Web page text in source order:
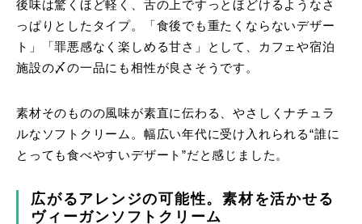
後味は驚くほど軽く、舌の上ですっとほどけるようなさ
っぱりとしたタイプ。「食後でも重たくならないデザー
ト」「罪悪感なく楽しめる甘さ」として、カフェや宿泊
施設の〆の一品にも相性が良さそうです。
素材そのものの風味が素直に伝わる、やさしくナチュラ
ルなソフトクリーム。幅広い年代に受け入れられる“誰に
とっても食べやすいデザート”だと感じました。
広がるアレンジの可能性。素材を活かせる
ヴィーガンソフトクリーム